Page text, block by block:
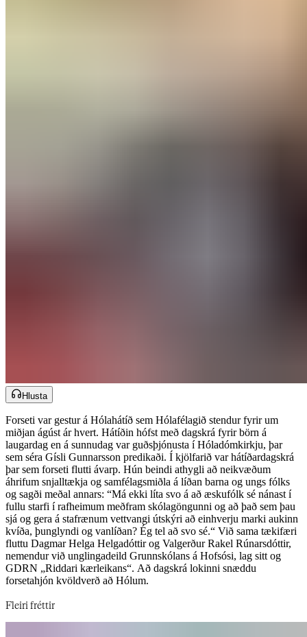
Hlusta
Forseti var gestur á Hólahátíð sem Hólafélagið stendur fyrir um
miðjan ágúst ár hvert. Hátíðin hófst með dagskrá fyrir börn á
laugardag en á sunnudag var guðsþjónusta í Hóladómkirkju, þar
sem séra Gísli Gunnarsson predikaði. Í kjölfarið var hátíðardagskrá
þar sem forseti flutti ávarp. Hún beindi athygli að neikvæðum
áhrifum snjalltækja og samfélagsmiðla á líðan barna og ungs fólks
og sagði meðal annars: “Má ekki líta svo á að æskufólk sé nánast í
fullu starfi í rafheimum meðfram skólagöngunni og að það sem þau
sjá og gera á stafrænum vettvangi útskýri að einhverju marki aukinn
kvíða, þunglyndi og vanlíðan? Ég tel að svo sé.“ Við sama tækifæri
fluttu Dagmar Helga Helgadóttir og Valgerður Rakel Rúnarsdóttir,
nemendur við unglingadeild Grunnskólans á Hofsósi, lag sitt og
GDRN „Riddari kærleikans“. Að dagskrá lokinni snæddu
forsetahjón kvöldverð að Hólum.​​​​‌ ‍ ​‍​‍‌‍ ‌ ​‍‌‍‍‌‌‍‌ ‌‍‍‌‌‍ ‍​‍​‍​ ‍‍​‍​‍‌ ​ ‌‍​‌‌‍ ‍‌‍‍‌‌ ‌​‌ ‍‌​‍ ‍‌‍‍‌‌‍ ​‍​‍​‍ ​​‍​‍‌‍‍​‌ ​‍‌‍‌‌‌‍‌‍​‍​‍​ ‍‍​‍​‍‌‍‍​‌ ‌​‌ ‌​‌ ​​‌ ​ ​‍ ​‍ ‌‍‌‍‌‍ ‌ ​‍‌ ​ ‌‍‌‌‌ ‌​‌‍‍‌​‍ ‌‌‍‍‌‌ ​ ‌‍ ​‌‍​‌‌‍ ‍‌‍‌​‌ ​ ​‍ ‍‌ ‌‍‌‍‌‌‌ ​‍‌‍​ ‌‍‌‌‌‍ ​​‍ ‍‌‍​‌‌ ​​‌ ​​​‍ ‌ ​ ‌ ‌​‌ ‌‌‌‍‌​‌‍‍‌‌‍ ​‍ ‌‍‍‌‌‍ ‍‌ ‌​‌‍‌‌‌‍ ‍‌ ‌​​‍ ‌‍‌‌‌‍‌​‌‍‍‌‌ ‌​​‍ ‌‍ ‌‌‍ ‌‍‌​‌‍‌‌​ ‌‌ ​​‌ ​‍‌‍‌‌‌ ​ ‌‍‌‌‌‍ ‍‌ ‌​‌‍​‌‌ ‌​‌‍‍‌‌‍ ‌‍ ‍​ ‍ ‌‍‍‌‌‍‌​​ ‌‌ ‌​‌​ ​‌ ​‌‌​ ‌‌​ ​ ‌ ‌‍ ‌‍‍‌‌‍ ​‌‌‍‌‌ ‍‌‌ ‍‍‌‍‌​‌ ‍‌‌‌​ ‌ ‌ ​ ‌‌‌‍‍‌‌‌‍​‌​‍​‌‌‌‌‌ ​​​ ‍ ‌ ‌​‌ ‍‌‌ ​​‌‍‌‌​ ‌‌‍ ‍‌‍‌‌‌ ‌ ‌ ​ ​ ‍ ‌ ​​‌‍​‌‌ ‌​‌‍‍​​ ‌‌ ​​‌‍​‌‌‍‌ ‌‍‌‌‌​​‍‌ ‌‌‌‍‍‌‌‍ ​‌‍‌​‌‍‌‌‌ ​‍​‍‌‌​ ‌‌‌​​‍‌‌ ‌‍‍ ‌‍‌‌‌ ‍‌​‍‌‌​ ​ ‌​‌​​‍‌‌​ ​ ‌​‌​​‍‌‌​ ​‍​ ​‍‌ ​‍‌‍‍‌‌‍​ ‌‍‍​‌ ‌​‌‍‌‌‌ ‍​‌ ‌​​‍ ‌‌‍‍‌‌ ​‌​ ‌​‌‍‌ ‌‍​‌​ ‌‌‌‍‌‌‌‍‍‍‌‍‍ ​‍‌‌​ ​‍​ ​‍​‍‌‌​ ‌‌‌​‌​​‍ ‍‌‍​ ‌‍ ‌‍ ‍‌ ‌​‌‍‌‌‌‍ ‍‌ ‌​​‍‌‌​ ‌‌‌​​‍‌‌ ‌‍‍ ‌‍‌‌‌ ‍‌​‍‌‌​ ​ ‌​‌​​‍‌‌​ ​ ‌​‌​​‍‌‌​ ​‍​ ​‍​ ‌ ​ ‍‌​ ​‍​ ‍‌​ ​ ​ ​‍‌‍​ ​ ‌ ‌‍​ ‌‍‌​‌‍​‌‌‍‌‍​‍‌‌​ ​‍​ ​‍​‍‌‌​ ‌‌‌​‌​​‍ ‍‌‍​ ‌‍‍​‌‍‍‌‌‍ ​‌‍‌​‌ ​‍‌‍‌‌‌‍ ‍​‍‌‌​ ‌‌‌​​‍‌‌ ‌‍‍ ‌‍‌‌‌ ‍‌​‍‌‌​ ​ ‌​‌​​‍‌‌​ ​ ‌​‌​​‍‌‌​ ​‍​ ​‍​ ​‍​ ​ ​ ​​​ ​​​ ​ ‌‍‌‍​ ‍​‌‍​ ​ ​ ​ ​ ​ ‍​​ ‍‌​‍‌‌​ ​‍​ ​‍​‍‌‌​ ‌‌‌​‌​​‍ ‍‌ ‌​‌‍‌‌‌ ‍​‌ ‌​​ ‌‍​‍‌‍​‌‌ ​ ‌‍‌‌‌‌‌‌‌ ​‍‌‍ ​​ ‌‌‍‍​‌ ‌​‌ ‌​‌ ​​‌ ​ ​‍‌‌​ ​‍‌​‌‍​‍‌‌​ ​‍‌​‌‍‌‍‌‍‌‍ ‌ ​‍‌ ​ ‌‍‌‌‌ ‌​‌‍‍‌​‍ ‌‌‍‍‌‌ ​ ‌‍ ​‌‍​‌‌‍ ‍‌‍‌​‌ ​ ​‍ ‍‌ ‌‍‌‍‌‌‌ ​‍‌‍​ ‌‍‌‌‌‍ ​​‍ ‍‌‍​‌‌ ​​‌ ​​​‍‌‌​ ​‍‌​‌‍‌ ​ ‌ ‌​‌ ‌‌‌‍‌​‌‍‍‌‌‍ ​‍‌‍‌‍‍‌‌‍‌​​ ‌‌ ‌​‌​ ​‌ ​‌‌​ ‌‌​ ​ ‌ ‌‍ ‌‍‍‌‌‍ ​‌‌‍‌‌ ‍‌‌ ‍‍‌‍‌​‌ ‍‌‌‌​ ‌ ‌ ​ ‌‌‌‍‍‌‌‌‍​‌​‍​‌‌‌‌‌ ​​​‍‌‍‌ ‌​‌ ‍‌‌ ​​‌‍‌‌​ ‌‌‍ ‍‌‍‌‌‌ ‌ ‌ ​ ​‍‌‍‌ ​​‌‍​‌‌ ‌​‌‍‍​​ ‌‌ ​​‌‍​‌‌‍‌ ‌‍‌‌‌​​‍‌ ‌‌‌‍‍‌‌‍ ​‌‍‌​‌‍‌‌‌ ​‍​‍‌‌​ ‌‌‌​​‍‌‌ ‌‍‍ ‌‍‌‌‌ ‍‌​‍‌‌​ ​ ‌​‌​​‍‌‌​ ​ ‌​‌​​‍‌‌​ ​‍​ ​‍‌ ​‍‌‍‍‌‌‍​ ‌‍‍​‌ ‌​‌‍‌‌‌ ‍​‌ ‌​​‍ ‌‌‍‍‌‌ ​‌​ ‌​‌‍‌ ‌‍​‌​ ‌‌‌‍‌‌‌‍‍‍‌‍‍ ​‍‌‌​ ​‍​ ​‍​‍‌‌​ ‌‌‌​‌​​‍ ‍‌‍​ ‌‍ ‌‍ ‍‌ ‌​‌‍‌‌‌‍ ‍‌ ‌​​‍‌‌​ ‌‌‌​​‍‌‌ ‌‍‍ ‌‍‌‌‌ ‍‌​‍‌‌​ ​ ‌​‌​​‍‌‌​ ​ ‌​‌​​‍‌‌​ ​‍​ ​‍​ ‌ ​ ‍‌​ ​‍​ ‍‌​ ​ ​ ​‍‌‍​ ​ ‌ ‌‍​ ‌‍‌​‌‍​‌‌‍‌‍​‍‌‌​ ​‍​ ​‍​‍‌‌​ ‌‌‌​‌​​‍ ‍‌‍​ ‌‍‍​‌‍‍‌‌‍ ​‌‍‌​‌ ​‍‌‍‌‌‌‍ ‍​‍‌‌​ ‌‌‌​​‍‌‌ ‌‍‍ ‌‍‌‌‌ ‍‌​‍‌‌​ ​ ‌​‌​​‍‌‌​ ​ ‌​‌​​‍‌‌​ ​‍​ ​‍​ ​‍​ ​ ​ ​​​ ​​​ ​ ‌‍‌‍​ ‍​‌‍​ ​ ​ ​ ​ ​ ‍​​ ‍‌​‍‌‌​ ​‍​ ​‍​‍‌‌​ ‌‌‌​‌​​‍ ‍‌ ‌​‌‍‌‌‌ ‍​‌ ‌​​‍‌‍‌ ​​‌‍‌‌‌ ​‍‌ ​ ‌ ​​‌‍‌‌‌‍​ ‌ ‌​‌‍‍‌‌ ‌‍‌‍‌‌​ ‌‌ ​​‌ ‌‌‌‍​‍‌‍ ​‌‍‍‌‌ ​ ‌‍‍​‌‍‌‌‌‍‌​​‍​‍‌ ‌
Fleiri fréttir